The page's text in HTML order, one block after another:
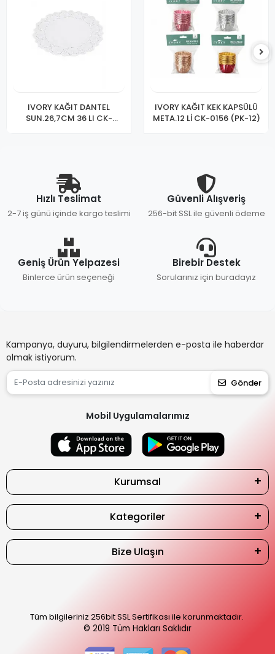
IVORY KAĞIT DANTEL
SUN.26,7CM 36 LI CK-
IVORY KAĞIT KEK KAPSÜLÜ
META.12 Lİ CK-0156 (PK-12)
Hızlı Teslimat
2-7 iş günü içinde kargo teslimi
Güvenli Alışveriş
256-bit SSL ile güvenli ödeme
Geniş Ürün Yelpazesi
Binlerce ürün seçeneği
Birebir Destek
Sorularınız için buradayız
Kampanya, duyuru, bilgilendirmelerden e-posta ile haberdar
olmak istiyorum.
Gönder
Mobil Uygulamalarımız
Kurumsal
Kategoriler
Bize Ulaşın
Tüm bilgileriniz 256bit SSL Sertifikası ile korunmaktadır.
© 2019 Tüm Hakları Saklıdır